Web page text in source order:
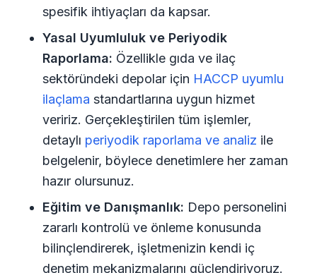
spesifik ihtiyaçları da kapsar.
Yasal Uyumluluk ve Periyodik
Raporlama: Özellikle gıda ve ilaç
sektöründeki depolar için HACCP uyumlu
ilaçlama standartlarına uygun hizmet
veririz. Gerçekleştirilen tüm işlemler,
detaylı periyodik raporlama ve analiz ile
belgelenir, böylece denetimlere her zaman
hazır olursunuz.
Eğitim ve Danışmanlık: Depo personelini
zararlı kontrolü ve önleme konusunda
bilinçlendirerek, işletmenizin kendi iç
denetim mekanizmalarını güçlendiriyoruz.